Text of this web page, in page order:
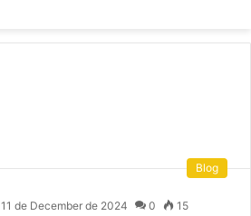
Blog
11 de December de 2024 0 15